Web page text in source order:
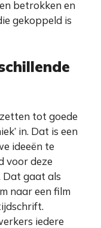
betrokken en
gekoppeld is
tot goede
in. Dat is een
ideeën te
voor deze
Dat gaat als
naar een film
iedere